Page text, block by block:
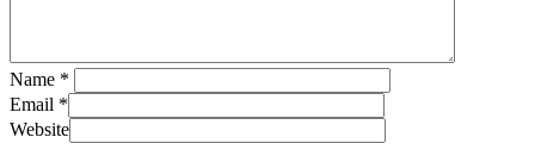
Name *
Email *
Website